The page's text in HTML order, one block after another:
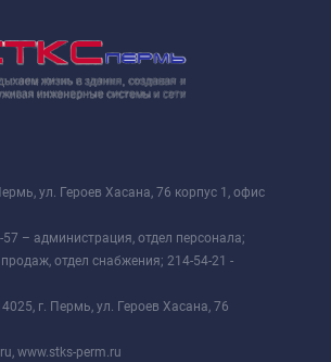
ул. Героев Хасана, 76 корпус 1, офис
– администрация, отдел персонала;
отдел снабжения; 214-54-21 -
г. Пермь, ул. Героев Хасана, 76
www.stks-perm.ru